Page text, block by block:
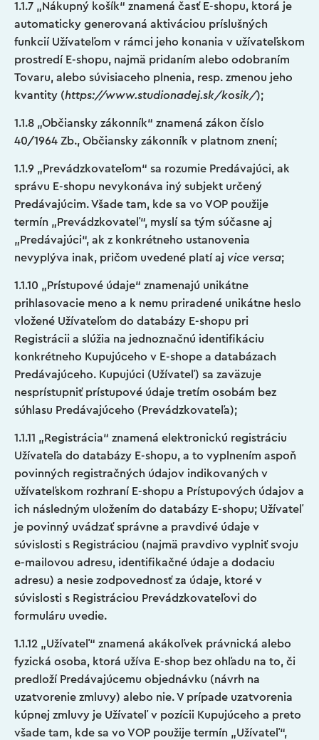
1.1.7 „Nákupný košík“ znamená časť E-shopu, ktorá je
automaticky generovaná aktiváciou príslušných
funkcií Užívateľom v rámci jeho konania v užívateľskom
prostredí E-shopu, najmä pridaním alebo odobraním
Tovaru, alebo súvisiaceho plnenia, resp. zmenou jeho
kvantity (https://www.studionadej.sk/kosik/);
1.1.8 „Občiansky zákonník“ znamená zákon číslo
40/1964 Zb., Občiansky zákonník v platnom znení;
1.1.9 „Prevádzkovateľom“ sa rozumie Predávajúci, ak
správu E-shopu nevykonáva iný subjekt určený
Predávajúcim. Všade tam, kde sa vo VOP použije
termín „Prevádzkovateľ“, myslí sa tým súčasne aj
„Predávajúci“, ak z konkrétneho ustanovenia
nevyplýva inak, pričom uvedené platí aj vice versa;
1.1.10 „Prístupové údaje“ znamenajú unikátne
prihlasovacie meno a k nemu priradené unikátne heslo
vložené Užívateľom do databázy E-shopu pri
Registrácii a slúžia na jednoznačnú identifikáciu
konkrétneho Kupujúceho v E-shope a databázach
Predávajúceho. Kupujúci (Užívateľ) sa zaväzuje
nesprístupniť prístupové údaje tretím osobám bez
súhlasu Predávajúceho (Prevádzkovateľa);
1.1.11 „Registrácia“ znamená elektronickú registráciu
Užívateľa do databázy E-shopu, a to vyplnením aspoň
povinných registračných údajov indikovaných v
užívateľskom rozhraní E-shopu a Prístupových údajov a
ich následným uložením do databázy E-shopu; Užívateľ
je povinný uvádzať správne a pravdivé údaje v
súvislosti s Registráciou (najmä pravdivo vyplniť svoju
e-mailovou adresu, identifikačné údaje a dodaciu
adresu) a nesie zodpovednosť za údaje, ktoré v
súvislosti s Registráciou Prevádzkovateľovi do
formuláru uvedie.
1.1.12 „Užívateľ“ znamená akákoľvek právnická alebo
fyzická osoba, ktorá užíva E-shop bez ohľadu na to, či
predloží Predávajúcemu objednávku (návrh na
uzatvorenie zmluvy) alebo nie. V prípade uzatvorenia
kúpnej zmluvy je Užívateľ v pozícii Kupujúceho a preto
všade tam, kde sa vo VOP použije termín „Užívateľ“,